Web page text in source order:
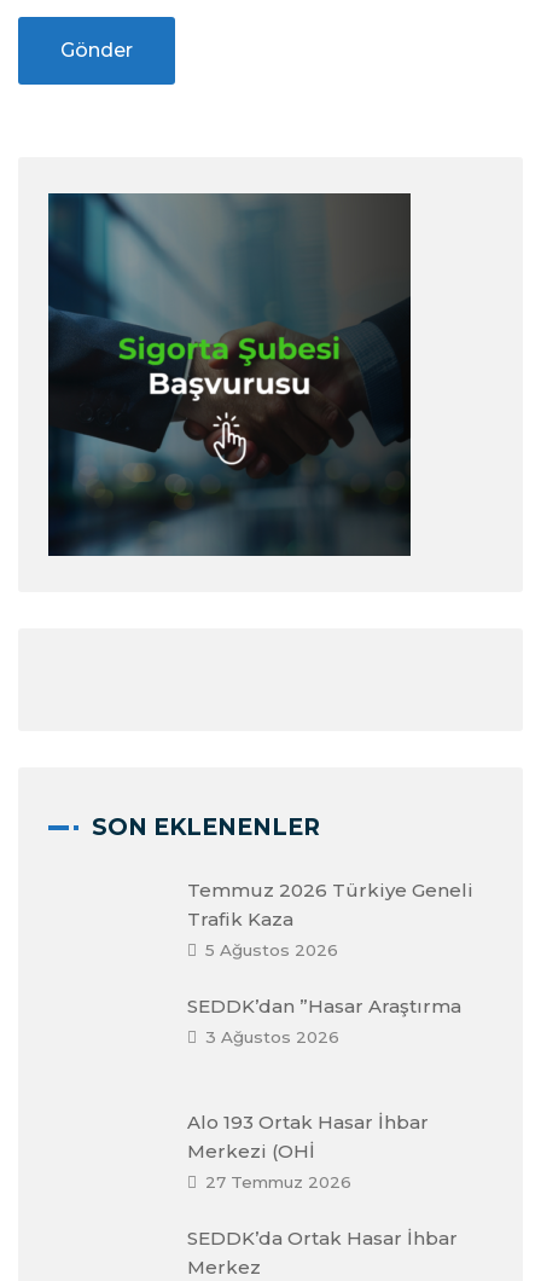
SON EKLENENLER
Temmuz 2026 Türkiye Geneli
Trafik Kaza
5 Ağustos 2026
SEDDK’dan ”Hasar Araştırma
3 Ağustos 2026
Alo 193 Ortak Hasar İhbar
Merkezi (OHİ
27 Temmuz 2026
SEDDK’da Ortak Hasar İhbar
Merkez